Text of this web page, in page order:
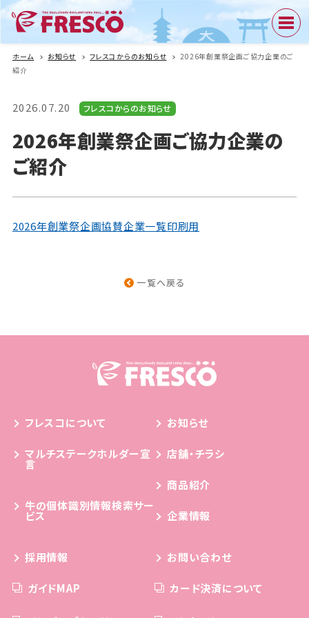
ホーム お知らせ フレスコからのお知らせ
2026年創業祭企画ご協力企業のご
紹介
2026.07.20 フレスコからのお知らせ
2026年創業祭企画ご協力企業の
ご紹介
2026年創業祭企画協賛企業一覧印刷用
一覧へ戻る
フレスコについて お知らせ
マルチステークホルダー宣
言
店舗・チラシ
商品紹介
牛の個体識別情報検索サー
ビス 企業情報
採用情報 お問い合わせ
ガイドMAP カード決済について